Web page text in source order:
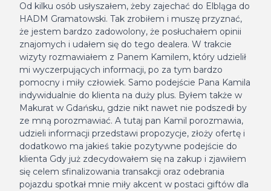
Od kilku osób usłyszałem, żeby zajechać do Elbląga do
HADM Gramatowski. Tak zrobiłem i muszę przyznać,
że jestem bardzo zadowolony, że posłuchałem opinii
znajomych i udałem się do tego dealera. W trakcie
wizyty rozmawiałem z Panem Kamilem, który udzielił
mi wyczerpujących informacji, po za tym bardzo
pomocny i miły człowiek. Samo podejście Pana Kamila
indywidualnie do klienta na duży plus. Byłem także w
Makurat w Gdańsku, gdzie nikt nawet nie podszedł by
ze mną porozmawiać. A tutaj pan Kamil porozmawia,
udzieli informacji przedstawi propozycje, złoży ofertę i
dodatkowo ma jakieś takie pozytywne podejście do
klienta Gdy już zdecydowałem się na zakup i zjawiłem
się celem sfinalizowania transakcji oraz odebrania
pojazdu spotkał mnie miły akcent w postaci giftów dla